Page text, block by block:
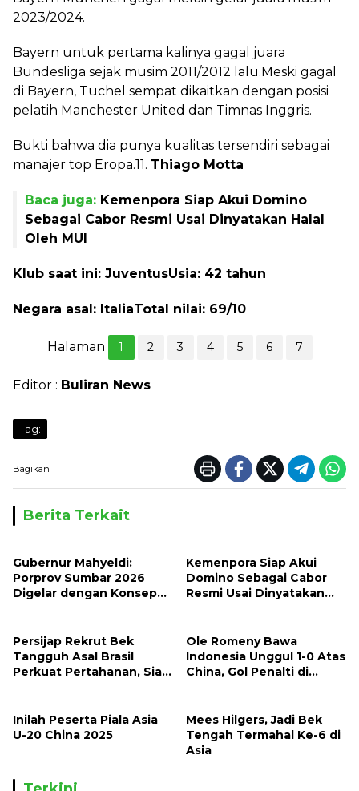
2023/2024.
Bayern untuk pertama kalinya gagal juara
Bundesliga sejak musim 2011/2012 lalu.Meski gagal
di Bayern, Tuchel sempat dikaitkan dengan posisi
pelatih Manchester United dan Timnas Inggris.
Bukti bahwa dia punya kualitas tersendiri sebagai
manajer top Eropa.11. Thiago Motta
Baca juga: Kemenpora Siap Akui Domino
Sebagai Cabor Resmi Usai Dinyatakan Halal
Oleh MUI
Klub saat ini: JuventusUsia: 42 tahun
Negara asal: ItaliaTotal nilai: 69/10
Halaman 1 2 3 4 5 6 7
Editor : Buliran News
Tag:
Bagikan
Berita Terkait
Gubernur Mahyeldi:
Porprov Sumbar 2026
Digelar dengan Konsep
Kemenpora Siap Akui
Domino Sebagai Cabor
Resmi Usai Dinyatakan
Persijap Rekrut Bek
Tangguh Asal Brasil
Perkuat Pertahanan, Siap
Ole Romeny Bawa
Indonesia Unggul 1-0 Atas
China, Gol Penalti di
Inilah Peserta Piala Asia
U-20 China 2025
Mees Hilgers, Jadi Bek
Tengah Termahal Ke-6 di
Asia